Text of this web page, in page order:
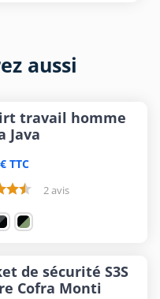
aussi
travail homme
Java
TTC
2 avis
de sécurité S3S
Cofra Monti